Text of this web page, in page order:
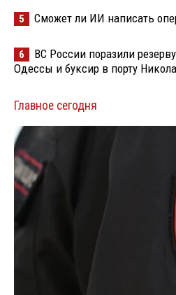
5 Сможет ли ИИ написать
6
ВС России поразили
Одессы и буксир в порту
Главное сегодня